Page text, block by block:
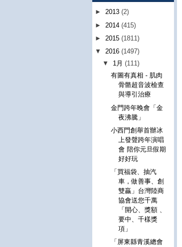
► 2013 (2)
► 2014 (415)
► 2015 (1811)
▼ 2016 (1497)
▼ 1月(111)
有圖有真相 - 肌肉
骨骼超音波檢查
與導引治療
金門跨年晚會「金
夜沸騰」
小西門創舉首辦冰
上發聲跨年演唱
會 陪你元旦假期
好好玩
「買福袋、抽汽
車，做善事、創
雙贏」台灣陸商
協會送您千萬
「開心、獎額 、
要中、千樣獎
項」
「屏東縣青溪總會